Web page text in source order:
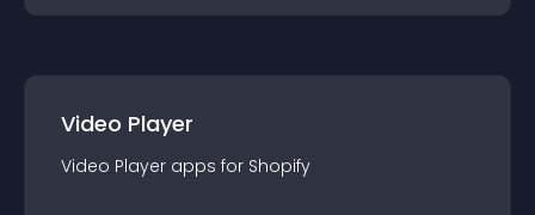
Video Player
Video Player apps for Shopify